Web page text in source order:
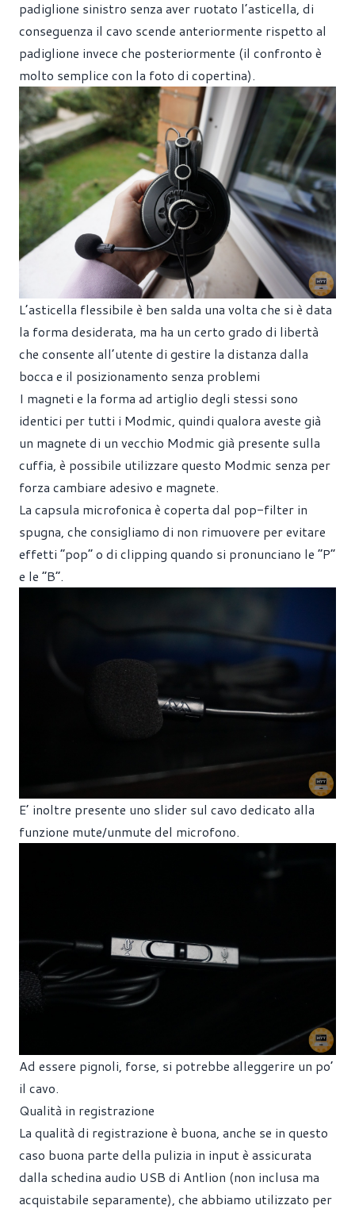
padiglione sinistro senza aver ruotato l’asticella, di
conseguenza il cavo scende anteriormente rispetto al
padiglione invece che posteriormente (il confronto è
molto semplice con la foto di copertina).
L’asticella flessibile è ben salda una volta che si è data
la forma desiderata, ma ha un certo grado di libertà
che consente all’utente di gestire la distanza dalla
bocca e il posizionamento senza problemi
I magneti e la forma ad artiglio degli stessi sono
identici per tutti i Modmic, quindi qualora aveste già
un magnete di un vecchio Modmic già presente sulla
cuffia, è possibile utilizzare questo Modmic senza per
forza cambiare adesivo e magnete.
La capsula microfonica è coperta dal pop-filter in
spugna, che consigliamo di non rimuovere per evitare
effetti “pop” o di clipping quando si pronunciano le “P”
e le “B”.
E’ inoltre presente uno slider sul cavo dedicato alla
funzione mute/unmute del microfono.
Ad essere pignoli, forse, si potrebbe alleggerire un po’
il cavo.
Qualità in registrazione
La qualità di registrazione è buona, anche se in questo
caso buona parte della pulizia in input è assicurata
dalla schedina audio USB di Antlion (non inclusa ma
acquistabile separamente), che abbiamo utilizzato per